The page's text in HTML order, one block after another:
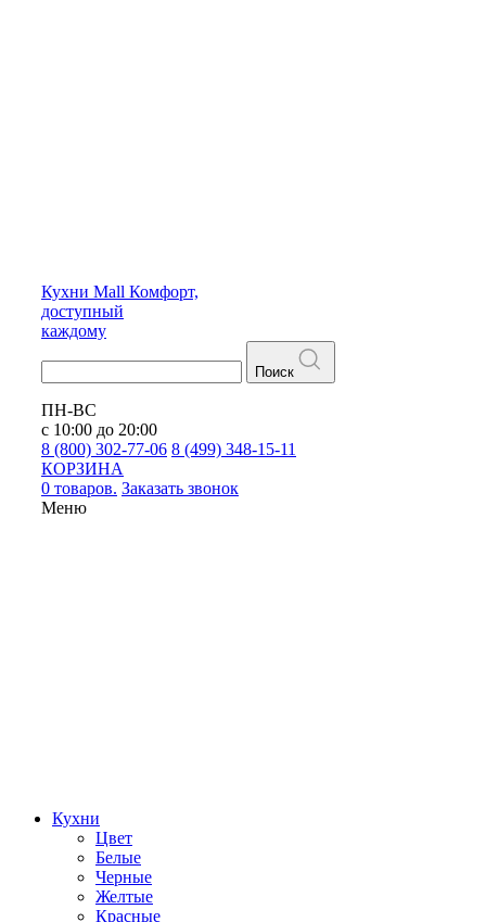
Кухни Mall Комфорт,
доступный
каждому
Поиск
ПН-ВС
с 10:00 до 20:00
8 (800) 302-77-06 8 (499) 348-15-11
КОРЗИНА
0 товаров. Заказать звонок
Меню
Кухни
Цвет
Белые
Черные
Желтые
Красные